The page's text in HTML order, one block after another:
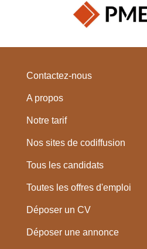
Contactez-nous
A propos
Notre tarif
Nos sites de codiffusion
Tous les candidats
Toutes les offres d'emploi
Déposer un CV
Déposer une annonce